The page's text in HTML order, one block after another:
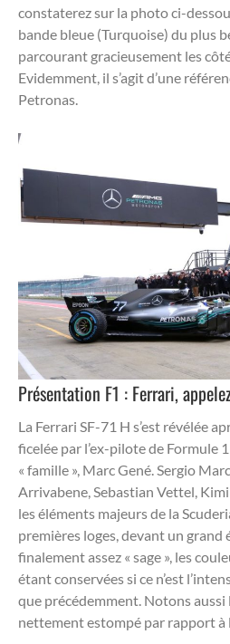
constaterez sur la photo ci-
bande bleue (Turquoise) du plus
parcourant gracieusement les
Evidemment, il s’agit d’une
Petronas.
Présentation F1 : Ferrari,
La Ferrari SF-71 H s’est révélée
ficelée par l’ex-pilote de Formule
« famille », Marc Gené. Sergio
Arrivabene, Sebastian Vettel,
les éléments majeurs de la
premières loges, devant un grand
finalement assez « sage », les
étant conservées si ce n’est
que précédemment. Notons aussi
nettement estompé par rapport à